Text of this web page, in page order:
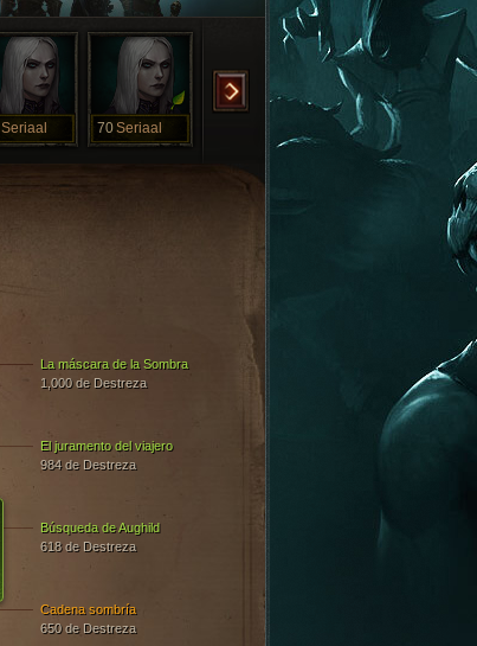
Seriaal 70Seriaal 70Totoro
La máscara de la Sombra
1,000 de Destreza
Búsqueda de Aughild
618 de Destreza
Cadena sombría
650 de Destreza
El juramento del viajero
984 de Destreza